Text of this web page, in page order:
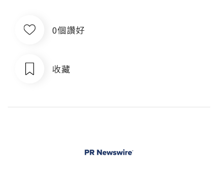
0個讚好
收藏